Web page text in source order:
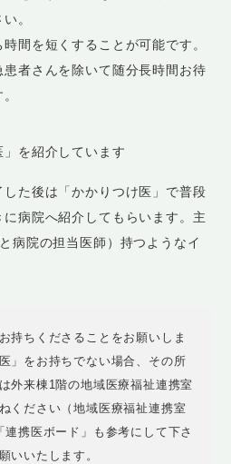
。
間を短くすることが可能です。
者さんを除いて随分長時間お待
を紹介しています
た後は「かかりつけ医」で普段
病院へ紹介してもらいます。主
病院の担当医師）持つようなイ
持ちくださることをお願いしま
」をお持ちでない場合、その所
外来棟1階の地域医療福祉連携室
ください（地域医療福祉連携室
携医ボード」も参考にして下さ
いいたします。